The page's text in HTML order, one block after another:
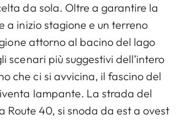
da sola. Oltre a garantire la
a inizio stagione e un terreno
attorno al bacino del lago
scenari più suggestivi dell’intero
che ci si avvicina, il fascino del
lampante. La strada del
Route 40, si snoda da est a ovest